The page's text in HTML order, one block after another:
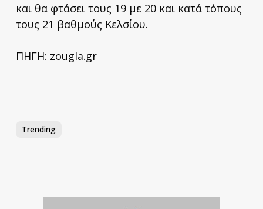
και θα φτάσει τους 19 με 20 και κατά τόπους
τους 21 βαθμούς Κελσίου.
ΠΗΓΗ: zougla.gr
Trending